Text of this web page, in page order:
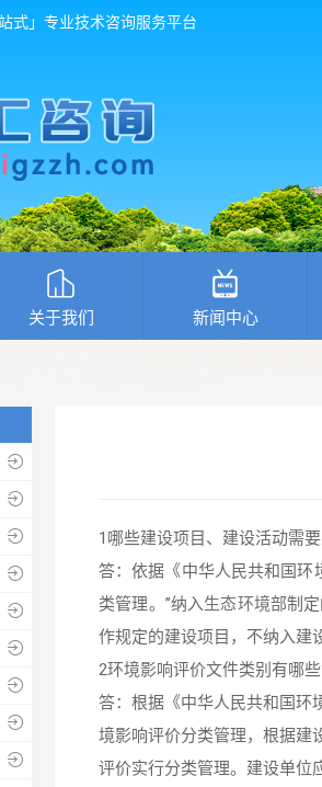
式」专业技术咨询服务平台
关于我们 新闻中心









1哪些建设项目、建设活动需
答：依据《中华人民共和国环
类管理。”纳入生态环境部制
作规定的建设项目，不纳入建
2环境影响评价文件类别有哪
答：根据《中华人民共和国环
境影响评价分类管理，根据建
评价实行分类管理。建设单位